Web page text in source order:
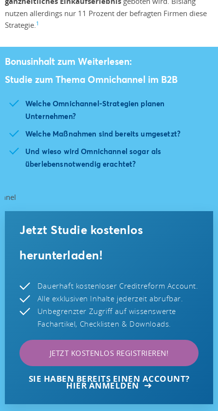
nutzen allerdings nur 11 Prozent der befragten Firmen diese
Strategie.1
Bonusinhalt zum Weiterlesen:
Studie zum Thema Omnichannel im B2B
Welche Omnichannel-Strategien planen
Unternehmen?
Welche Maßnahmen sind bereits umgesetzt?
Und wieso wird Omnichannel sogar als
überlebensnotwendig erachtet?
Jetzt Studie kostenlos
herunterladen!
Dauerhaft kostenloser Creditreform Account.
Alle exklusiven Inhalte jederzeit abrufbar.
Unbegrenzter Zugriff auf wissenswerte
Fachartikel, Checklisten & Downloads.
JETZT KOSTENLOS REGISTRIEREN!
SIE HABEN BEREITS EINEN ACCOUNT?
HIER ANMELDEN